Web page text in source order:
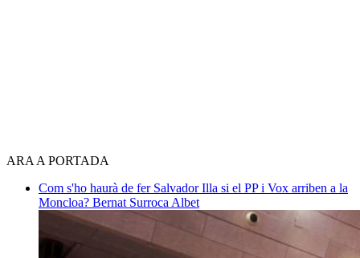
ARA A PORTADA
Com s'ho haurà de fer Salvador Illa si el PP i Vox arriben a la
Moncloa? Bernat Surroca Albet